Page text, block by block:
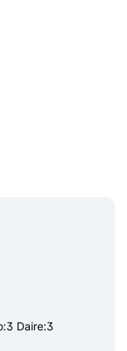
Daire:3